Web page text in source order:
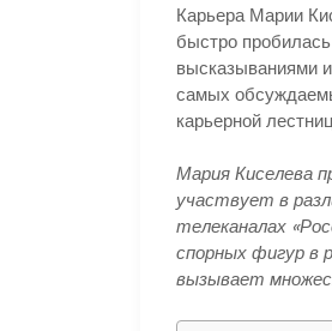
Карьера Марии
быстро
высказываниями
самых
карьерной
Мария Киселева
участвует в
телеканалах
спорных фигур в
вызывает